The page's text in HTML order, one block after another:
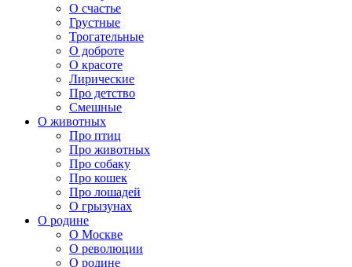
О счастье
Грустные
Трогательные
О доброте
О красоте
Лирические
Про детство
Смешные
О животных
Про птиц
Про животных
Про собаку
Про кошек
Про лошадей
О грызунах
О родине
О Москве
О революции
О родине